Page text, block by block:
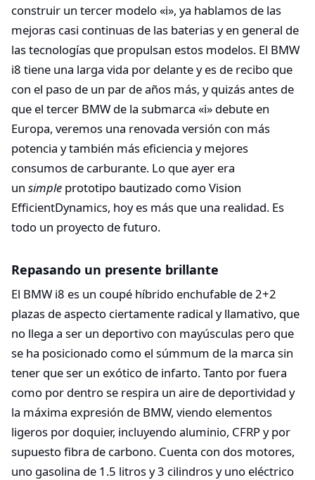
construir un tercer modelo «i», ya hablamos de las
mejoras casi continuas de las baterias y en general de
las tecnologías que propulsan estos modelos. El BMW
i8 tiene una larga vida por delante y es de recibo que
con el paso de un par de años más, y quizás antes de
que el tercer BMW de la submarca «i» debute en
Europa, veremos una renovada versión con más
potencia y también más eficiencia y mejores
consumos de carburante. Lo que ayer era
un simple prototipo bautizado como Vision
EfficientDynamics, hoy es más que una realidad. Es
todo un proyecto de futuro.
Repasando un presente brillante
El BMW i8 es un coupé híbrido enchufable de 2+2
plazas de aspecto ciertamente radical y llamativo, que
no llega a ser un deportivo con mayúsculas pero que
se ha posicionado como el súmmum de la marca sin
tener que ser un exótico de infarto. Tanto por fuera
como por dentro se respira un aire de deportividad y
la máxima expresión de BMW, viendo elementos
ligeros por doquier, incluyendo aluminio, CFRP y por
supuesto fibra de carbono. Cuenta con dos motores,
uno gasolina de 1.5 litros y 3 cilindros y uno eléctrico